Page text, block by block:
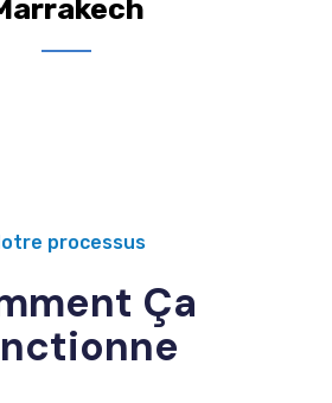
processus
Ça